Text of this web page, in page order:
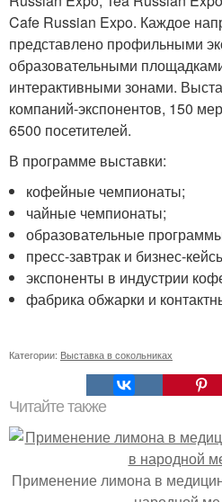
Cafe Russian Expo. Каждое
представлено профильными
образовательными
интерактивными зонами.
компаний-экспонентов, 150
6500 посетителей.
В программе выставки:
кофейные чемпионаты;
чайные чемпионаты;
образовательные
пресс-завтрак и бизнес-
экспоненты в индустрии
фабрика обжарки и
Категории: Выставка в сокольниках
Читайте также
Применение лимона в